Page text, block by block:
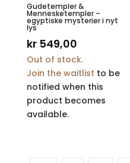
Gudetempler &
Mennesketempler –
egyptiske mysterier i nyt
lys
kr549,00
Out of stock.
Join the waitlist to be
notified when this
product becomes
available.